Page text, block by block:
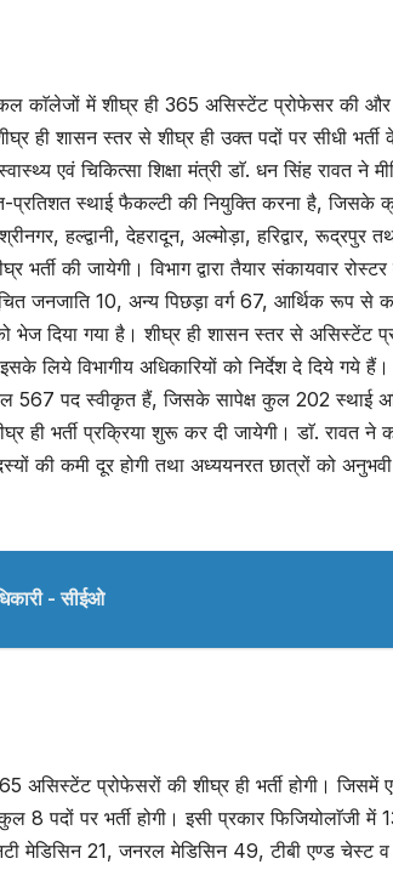
काॅलेजों में शीघ्र ही 365 असिस्टेंट प्रोफेसर की और
ही शासन स्तर से शीघ्र ही उक्त पदों पर सीधी
एवं चिकित्सा शिक्षा मंत्री डाॅ. धन सिंह रावत ने
स्थाई फैकल्टी की नियुक्ति करना है, जिसके
हल्द्वानी, देहरादून, अल्मोड़ा, हरिद्वार, रूद्रपुर
की जायेगी। विभाग द्वारा तैयार संकायवार
जनजाति 10, अन्य पिछड़ा वर्ग 67, आर्थिक रूप से
भेज दिया गया है। शीघ्र ही शासन स्तर से असिस्टेंट
लिये विभागीय अधिकारियों को निर्देश दे दिये गये
567 पद स्वीकृत हैं, जिसके सापेक्ष कुल 202 स्थाई
ही भर्ती प्रक्रिया शुरू कर दी जायेगी। डाॅ. रावत
की कमी दूर होगी तथा अध्ययनरत छात्रों को
- सीईओ
प्रोफेसरों की शीघ्र ही भर्ती होगी। जिसमें
पदों पर भर्ती होगी। इसी प्रकार फिजियोलाॅजी में
मेडिसिन 21, जनरल मेडिसिन 49, टीबी एण्ड